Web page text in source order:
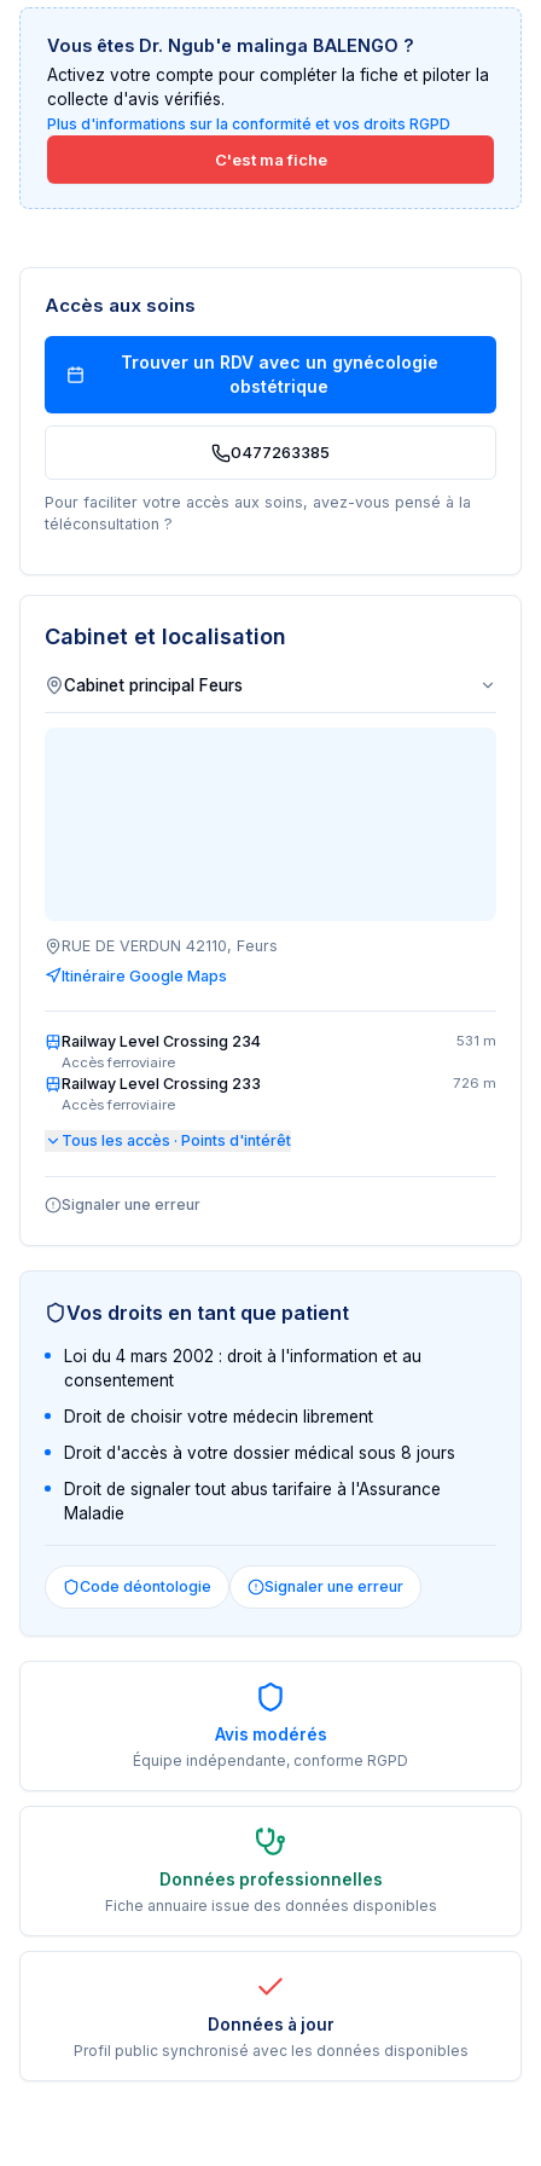
Vous êtes Dr. Ngub'e malinga BALENGO ?
Activez votre compte pour compléter la fiche et piloter la
collecte d'avis vérifiés.
Plus d'informations sur la conformité et vos droits RGPD
C'est ma fiche
Accès aux soins
Trouver un RDV avec un gynécologie
obstétrique
0477263385
Pour faciliter votre accès aux soins, avez-vous pensé à la
téléconsultation ?
Cabinet et localisation
RUE DE VERDUN 42110, Feurs
Itinéraire Google Maps
Railway Level Crossing 234
Accès ferroviaire
531 m
Railway Level Crossing 233
Accès ferroviaire
726 m
Tous les accès · Points d'intérêt
Signaler une erreur
Vos droits en tant que patient
Loi du 4 mars 2002 : droit à l'information et au
consentement
Droit de choisir votre médecin librement
Droit d'accès à votre dossier médical sous 8 jours
Droit de signaler tout abus tarifaire à l'Assurance
Maladie
Code déontologie Signaler une erreur
Avis modérés
Équipe indépendante, conforme RGPD
Données professionnelles
Fiche annuaire issue des données disponibles
Données à jour
Profil public synchronisé avec les données disponibles